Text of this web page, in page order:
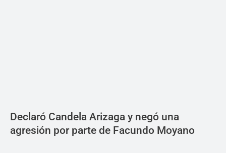
Declaró Candela Arizaga y negó una
agresión por parte de Facundo Moyano